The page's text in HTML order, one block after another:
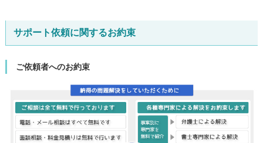
サポート依頼に関するお約束
ご依頼者へのお約束